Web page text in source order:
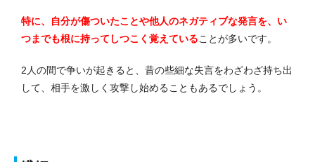
特に、自分が傷ついたことや他人のネガティブな発言を、い
つまでも根に持ってしつこく覚えていることが多いです。
2人の間で争いが起きると、昔の些細な失言をわざわざ持ち出
して、相手を激しく攻撃し始めることもあるでしょう。